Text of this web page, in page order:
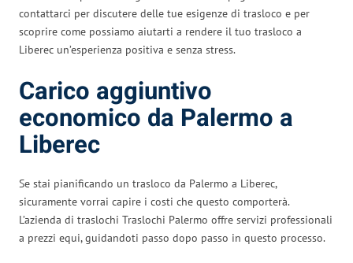
contattarci per discutere delle tue esigenze di trasloco e per
scoprire come possiamo aiutarti a rendere il tuo trasloco a
Liberec un’esperienza positiva e senza stress.
Carico aggiuntivo
economico da Palermo a
Liberec
Se stai pianificando un trasloco da Palermo a Liberec,
sicuramente vorrai capire i costi che questo comporterà.
L’azienda di traslochi Traslochi Palermo offre servizi professionali
a prezzi equi, guidandoti passo dopo passo in questo processo.